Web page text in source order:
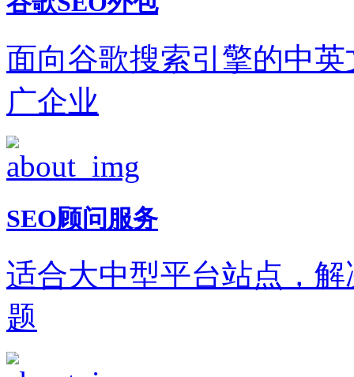
面向谷歌搜索引擎的中
广企业
SEO顾问服务
适合大中型平台站点，
题